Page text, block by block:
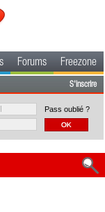
Forums Freezone
S'inscrire
Pass oublié ?